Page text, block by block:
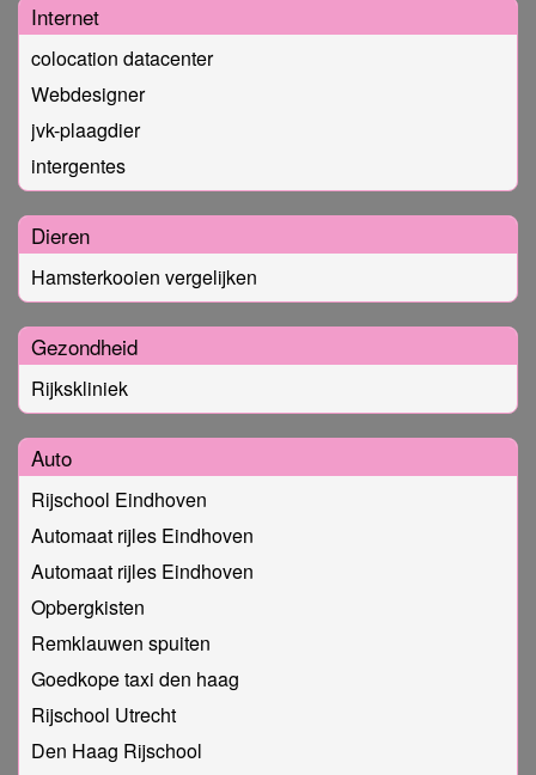
Internet
colocation datacenter
Webdesigner
jvk-plaagdier
intergentes
Dieren
Hamsterkooien vergelijken
Gezondheid
Rijkskliniek
Auto
Rijschool Eindhoven
Automaat rijles Eindhoven
Automaat rijles Eindhoven
Opbergkisten
Remklauwen spuiten
Goedkope taxi den haag
Rijschool Utrecht
Den Haag Rijschool